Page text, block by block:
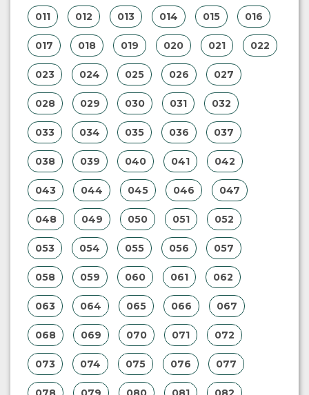
011 012 013 014 015 016
017 018 019 020 021 022
023 024 025 026 027
028 029 030 031 032
033 034 035 036 037
038 039 040 041 042
043 044 045 046 047
048 049 050 051 052
053 054 055 056 057
058 059 060 061 062
063 064 065 066 067
068 069 070 071 072
073 074 075 076 077